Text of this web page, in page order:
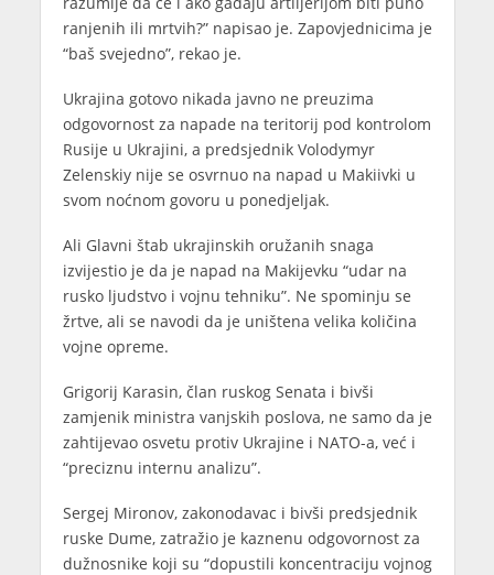
ranjenih ili mrtvih?” napisao je. Zapovjednicima je
“baš svejedno”, rekao je.
Ukrajina gotovo nikada javno ne preuzima
odgovornost za napade na teritorij pod kontrolom
Rusije u Ukrajini, a predsjednik Volodymyr
Zelenskiy nije se osvrnuo na napad u Makiivki u
svom noćnom govoru u ponedjeljak.
Ali Glavni štab ukrajinskih oružanih snaga
izvijestio je da je napad na Makijevku “udar na
rusko ljudstvo i vojnu tehniku”. Ne spominju se
žrtve, ali se navodi da je uništena velika količina
vojne opreme.
Grigorij Karasin, član ruskog Senata i bivši
zamjenik ministra vanjskih poslova, ne samo da je
zahtijevao osvetu protiv Ukrajine i NATO-a, već i
“preciznu internu analizu”.
Sergej Mironov, zakonodavac i bivši predsjednik
ruske Dume, zatražio je kaznenu odgovornost za
dužnosnike koji su “dopustili koncentraciju vojnog